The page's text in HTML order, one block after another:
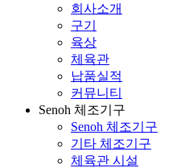
회사소개
구기
육상
체육관
납품실적
커뮤니티
Senoh 체조기구
Senoh 체조기구
기타 체조기구
체육관 시설